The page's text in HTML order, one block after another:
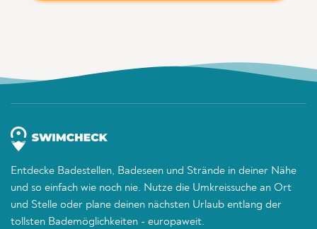
Entdecke Badestellen, Badeseen und Strände in deiner Nähe
und so einfach wie noch nie. Nutze die Umkreissuche an Ort
und Stelle oder plane deinen nächsten Urlaub entlang der
tollsten Bademöglichkeiten - europaweit.